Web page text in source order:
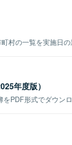
村の一覧を実施日の
年度版）
PDF形式でダウンロ